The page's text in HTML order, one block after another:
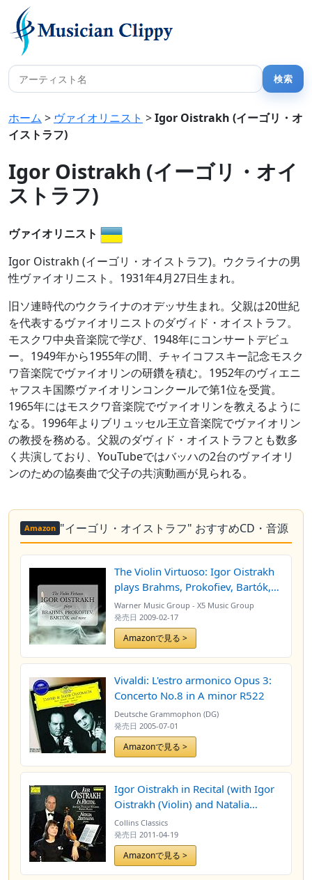
ホーム > ヴァイオリニスト >Igor Oistrakh (イーゴリ・オ
イストラフ)
Igor Oistrakh (イーゴリ・オイ
ストラフ)
ヴァイオリニスト
Igor Oistrakh (イーゴリ・オイストラフ)。ウクライナの男
性ヴァイオリニスト。1931年4月27日生まれ。
旧ソ連時代のウクライナのオデッサ生まれ。父親は20世紀
を代表するヴァイオリニストのダヴィド・オイストラフ。
モスクワ中央音楽院で学び、1948年にコンサートデビュ
ー。1949年から1955年の間、チャイコフスキー記念モスク
ワ音楽院でヴァイオリンの研鑽を積む。1952年のヴィエニ
ャフスキ国際ヴァイオリンコンクールで第1位を受賞。
1965年にはモスクワ音楽院でヴァイオリンを教えるように
なる。1996年よりブリュッセル王立音楽院でヴァイオリン
の教授を務める。父親のダヴィド・オイストラフとも数多
く共演しており、YouTubeではバッハの2台のヴァイオリ
ンのための協奏曲で父子の共演動画が見られる。
Amazon "イーゴリ・オイストラフ" おすすめCD・音源
The Violin Virtuoso: Igor Oistrakh
plays Brahms, Prokofiev, Bartók,
and more
Warner Music Group - X5 Music Group
発売日 2009-02-17
Amazonで見る >
Vivaldi: L'estro armonico Opus 3:
Concerto No.8 in A minor R522
Deutsche Grammophon (DG)
発売日 2005-07-01
Amazonで見る >
Igor Oistrakh in Recital (with Igor
Oistrakh (Violin) and Natalia
Zertslova (Piano))
Collins Classics
発売日 2011-04-19
Amazonで見る >